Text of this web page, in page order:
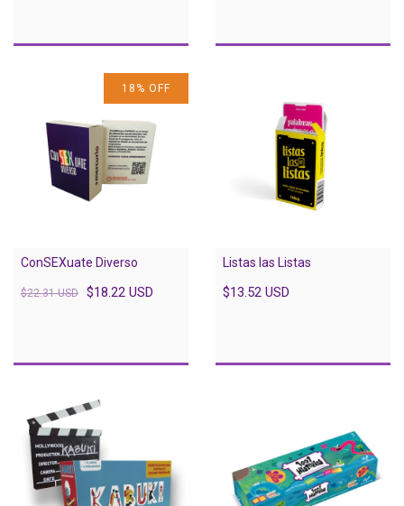
18 % OFF
ConSEXuate Diverso
$22.31 USD $18.22 USD
Listas las Listas
$13.52 USD